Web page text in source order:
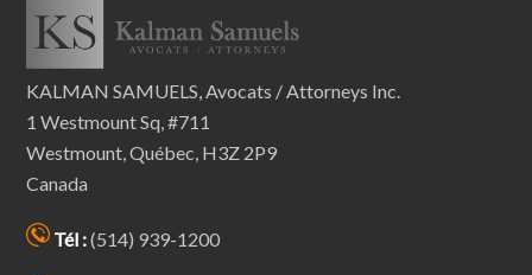
KALMAN SAMUELS, Avocats / Attorneys Inc.
1 Westmount Sq, #711
Westmount, Québec, H3Z 2P9
Canada
Tél :(514) 939-1200